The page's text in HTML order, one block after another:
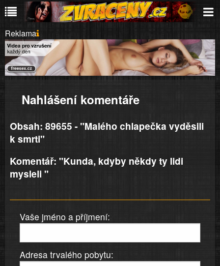
Reklama
Nahlášení komentáře
Obsah: 89655 - "Malého chlapečka vyděsili
k smrti"
Komentář: "Kunda, kdyby někdy ty lidi
mysleli "
Vaše jméno a příjmení:
Adresa trvalého pobytu: